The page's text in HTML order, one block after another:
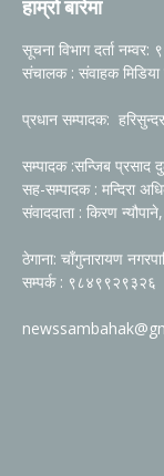
हाम्रो बारेमा
सूचना विभाग दर्ता
संचालक : संवाहक मिडिया
प्रधान सम्पादक:
सम्पादक :सन्जिब प्रसाद
सह-सम्पादक : मन्दिरा
संवाददाता : किरण
ठेगाना: चाँगुनारायण
सम्पर्क : ९८४९९२९३२६